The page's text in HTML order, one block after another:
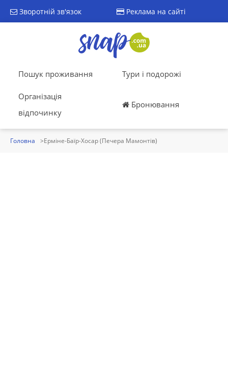
Зворотній зв'язок Реклама на сайті
Пошук проживання Тури і подорожі
Організація
відпочинку
Бронювання
Головна Ерміне-Баїр-Хосар (Печера Мамонтів)